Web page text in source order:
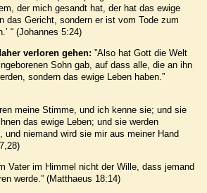
der mich gesandt hat, der hat das ewige
das Gericht, sondern er ist vom Tode zum
“ (Johannes 5:24)
verloren gehen: ”Also hat Gott die Welt
Sohn gab, auf dass alle, die an ihn
sondern das ewige Leben haben.”
meine Stimme, und ich kenne sie; und sie
das ewige Leben; und sie werden
und niemand wird sie mir aus meiner Hand
Vater im Himmel nicht der Wille, dass jemand
werde.” (Matthaeus 18:14)